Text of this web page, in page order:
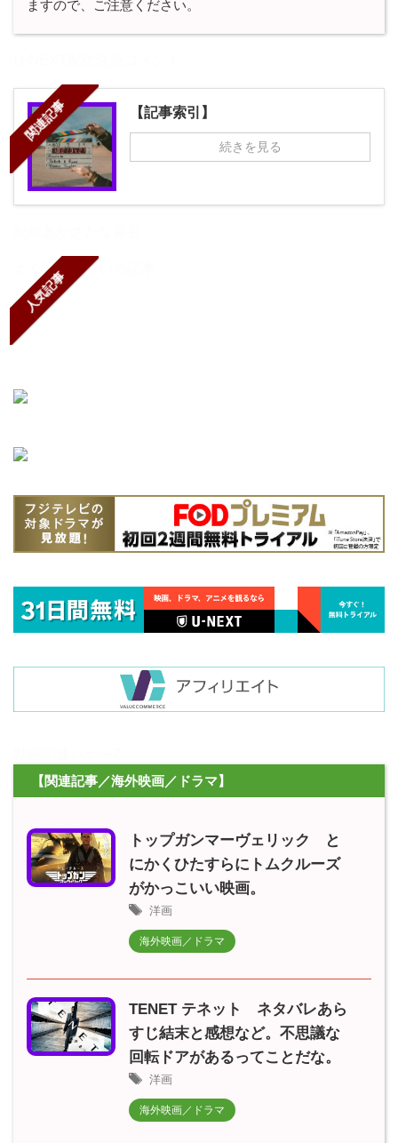
ますので、ご注意ください。
関連記事 【記事索引】
続きを見る
人気記事
よく読まれている記事
【関連記事／海外映画／ドラマ】
トップガンマーヴェリック と
にかくひたすらにトムクルーズ
がかっこいい映画。
洋画
海外映画／ドラマ
TENET テネット ネタバレあら
すじ結末と感想など。不思議な
回転ドアがあるってことだな。
洋画
海外映画／ドラマ